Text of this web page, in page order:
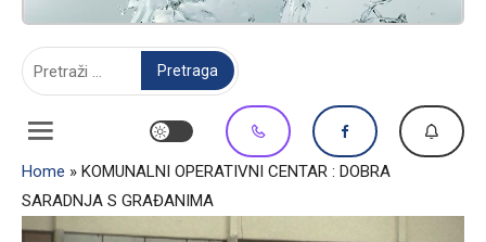
Home » KOMUNALNI OPERATIVNI CENTAR : DOBRA
SARADNJA S GRAĐANIMA